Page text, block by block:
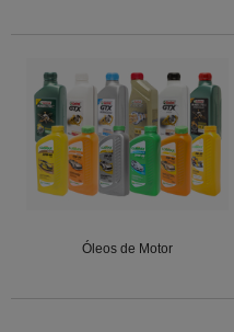
Óleos de Motor